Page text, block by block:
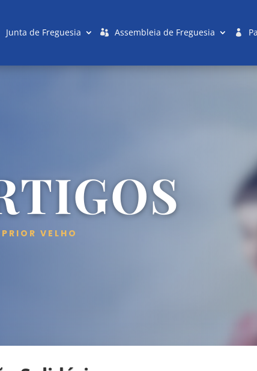
Junta de Freguesia Assembleia de Freguesia
VELHO